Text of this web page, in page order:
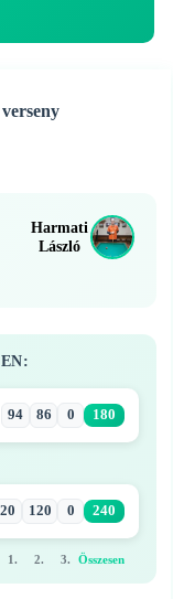
Harmati
László
94 86 0 180
120 0 240
1. 2. 3. Összesen